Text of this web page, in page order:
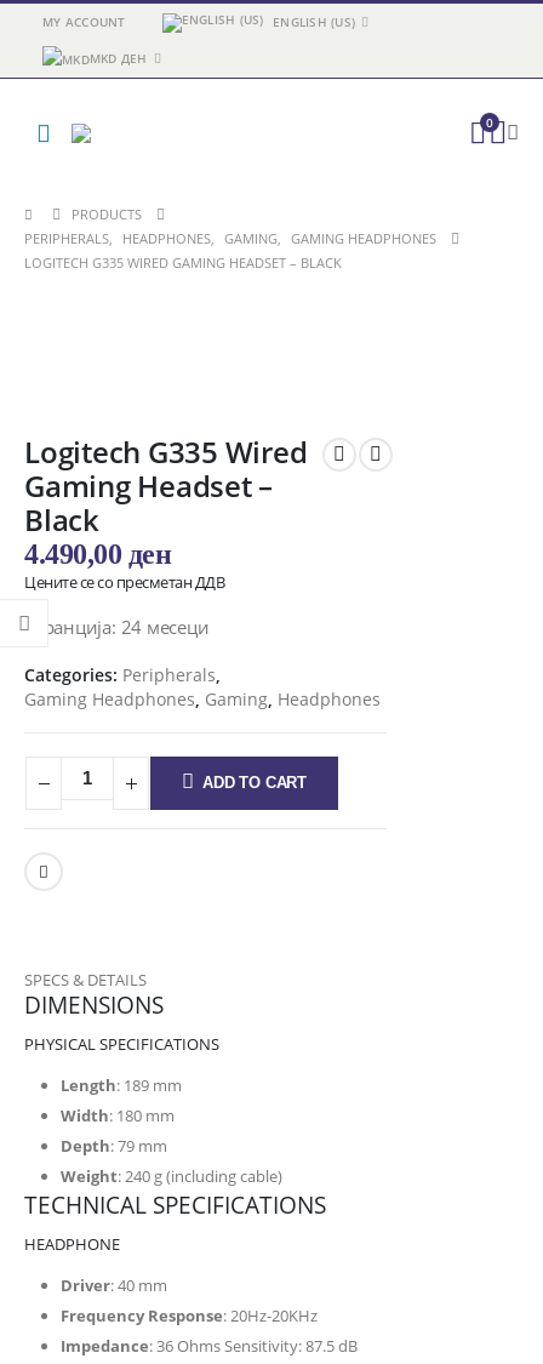
MY ACCOUNT ENGLISH (US)
MKD ДЕН
0
PRODUCTS
PERIPHERALS, HEADPHONES, GAMING, GAMING HEADPHONES
LOGITECH G335 WIRED GAMING HEADSET – BLACK
Logitech G335 Wired
Gaming Headset –
Black
4.490,00 ден
Цените се со пресметан ДДВ
Гаранција: 24 месеци
Categories: Peripherals,
Gaming Headphones, Gaming, Headphones
ADD TO CART
SPECS & DETAILS
DIMENSIONS
PHYSICAL SPECIFICATIONS
Length: 189 mm
Width: 180 mm
Depth: 79 mm
Weight: 240 g (including cable)
TECHNICAL SPECIFICATIONS
HEADPHONE
Driver: 40 mm
Frequency Response: 20Hz-20KHz
Impedance: 36 Ohms Sensitivity: 87.5 dB